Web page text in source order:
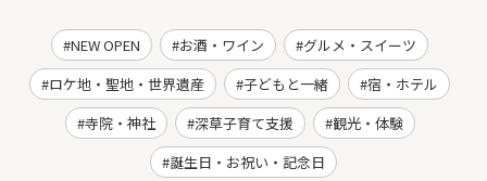
NEW OPEN お酒・ワイン
グルメ・スイーツ
ロケ地・聖地・世界遺産
子どもと一緒
宿・ホテル
寺院・神社
深草子育て支援
観光・体験
誕生日・お祝い・記念日